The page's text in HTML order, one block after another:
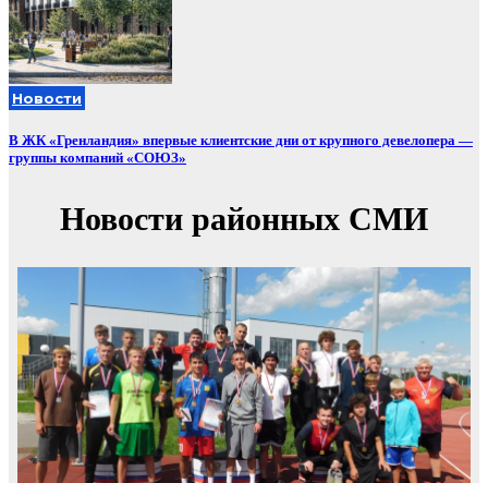
Новости
В ЖК «Гренландия» впервые клиентские дни от крупного девелопера —
группы компаний «СОЮЗ»